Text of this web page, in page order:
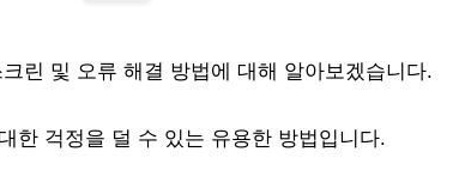
린 및 오류 해결 방법에 대해 알아보겠습니다.
한 걱정을 덜 수 있는 유용한 방법입니다.